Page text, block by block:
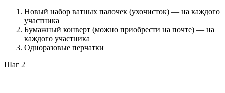
Новый набор ватных палочек (ухочисток) — на каждого
участника
Бумажный конверт (можно приобрести на почте) — на
каждого участника
Одноразовые перчатки
Шаг 2